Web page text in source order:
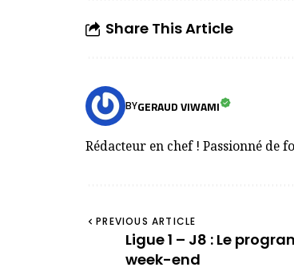
Share This Article
BYGERAUD VIWAMI
Rédacteur en chef ! Passionné de
PREVIOUS ARTICLE
Ligue 1 – J8 : Le
week-end